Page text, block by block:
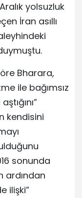
yolsuzluk
İran asıllı
Bharara,
ile bağımsız
kendisini
sonunda
ardından
ilişki”